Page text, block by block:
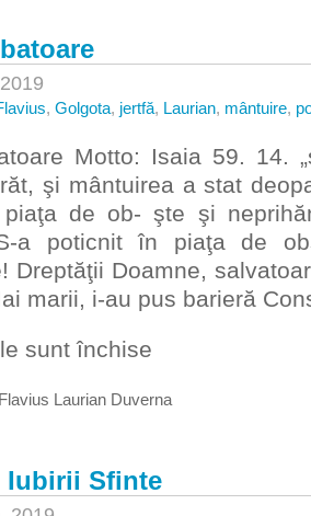
, Golgota, jertfă, Laurian, mântuire,
Motto: Isaia 59. 14.
şi mântuirea a stat
de ob- şte şi
a poticnit în piaţa de
Dreptăţii Doamne,
marii, i-au pus barieră
sunt închise
Laurian Duverna
Iubirii Sfinte